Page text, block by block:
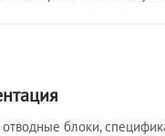
блоки,